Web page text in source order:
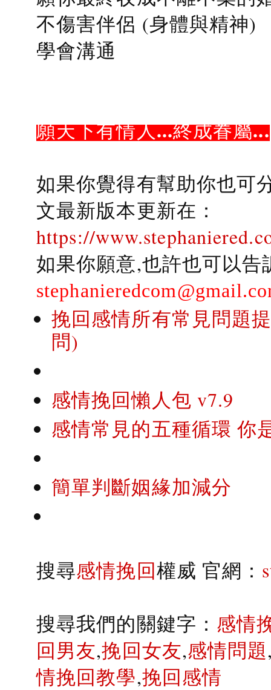
不傷害伴侶 (身體與精神)
學會溝通
願天下有情人...終成眷屬...
如果你覺得有幫助你也可
文最新版本更新在：
https://
如果你願意,也許也可以
挽回感情所有常見問題
問)
感情挽回懶人包 v7.9
感情常見的五種循環 你
簡單判斷姻緣加減分
搜尋感情挽回權威 官網：
搜尋我們的關鍵字： 感情
回男友,挽回女友,感情問題
情挽回教學,挽回感情